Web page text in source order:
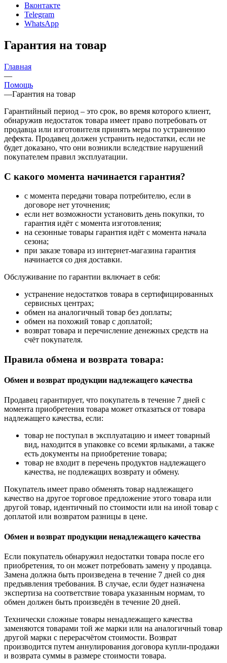
Вконтакте
Telegram
WhatsApp
Гарантия на товар
Главная
—
Помощь
—Гарантия на товар
Гарантийный период – это срок, во время которого клиент,
обнаружив недостаток товара имеет право потребовать от
продавца или изготовителя принять меры по устранению
дефекта. Продавец должен устранить недостатки, если не
будет доказано, что они возникли вследствие нарушений
покупателем правил эксплуатации.
С какого момента начинается гарантия?
с момента передачи товара потребителю, если в
договоре нет уточнения;
если нет возможности установить день покупки, то
гарантия идёт с момента изготовления;
на сезонные товары гарантия идёт с момента начала
сезона;
при заказе товара из интернет-магазина гарантия
начинается со дня доставки.
Обслуживание по гарантии включает в себя:
устранение недостатков товара в сертифицированных
сервисных центрах;
обмен на аналогичный товар без доплаты;
обмен на похожий товар с доплатой;
возврат товара и перечисление денежных средств на
счёт покупателя.
Правила обмена и возврата товара:
Обмен и возврат продукции надлежащего качества
Продавец гарантирует, что покупатель в течение 7 дней с
момента приобретения товара может отказаться от товара
надлежащего качества, если:
товар не поступал в эксплуатацию и имеет товарный
вид, находится в упаковке со всеми ярлыками, а также
есть документы на приобретение товара;
товар не входит в перечень продуктов надлежащего
качества, не подлежащих возврату и обмену.
Покупатель имеет право обменять товар надлежащего
качество на другое торговое предложение этого товара или
другой товар, идентичный по стоимости или на иной товар с
доплатой или возвратом разницы в цене.
Обмен и возврат продукции ненадлежащего качества
Если покупатель обнаружил недостатки товара после его
приобретения, то он может потребовать замену у продавца.
Замена должна быть произведена в течение 7 дней со дня
предъявления требования. В случае, если будет назначена
экспертиза на соответствие товара указанным нормам, то
обмен должен быть произведён в течение 20 дней.
Технически сложные товары ненадлежащего качества
заменяются товарами той же марки или на аналогичный товар
другой марки с перерасчётом стоимости. Возврат
производится путем аннулирования договора купли-продажи
и возврата суммы в размере стоимости товара.